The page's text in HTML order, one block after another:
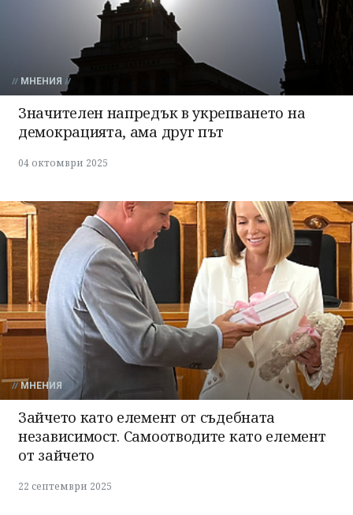
МНЕНИЯ
Значителен напредък в укрепването на
демокрацията, ама друг път
04 октомври 2025
МНЕНИЯ
Зайчето като елемент от съдебната
независимост. Самоотводите като елемент
от зайчето
22 септември 2025